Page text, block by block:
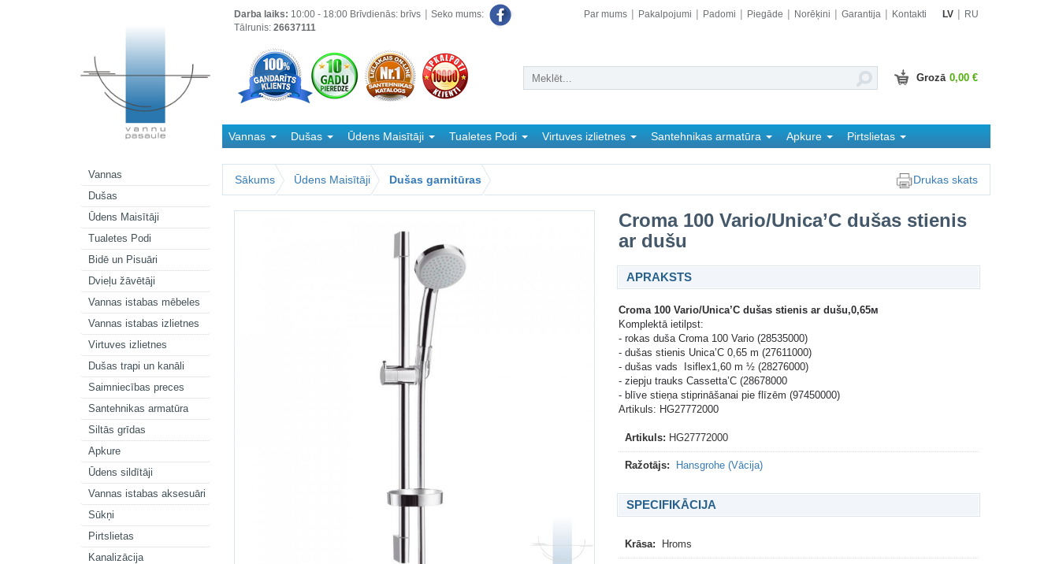
Vannas
Dušas
Ūdens Maisītāji
Tualetes Podi
Bidē un Pisuāri
Dvieļu žāvētāji
Vannas istabas mēbeles
Vannas istabas izlietnes
Virtuves izlietnes
Dušas trapi un kanāli
Saimniecības preces
Santehnikas armatūra
Siltās grīdas
Apkure
Ūdens sildītāji
Vannas istabas aksesuāri
Sūkņi
Pirtslietas
Kanalizācija
Darba laiks: 10:00 - 18:00 Brīvdienās: brīvs
Tālrunis: 26637111
Seko mums: Par mums Pakalpojumi Padomi Piegāde Norēķini Garantija Kontakti LV RU
Grozā 0,00 €
Vannas Dušas Ūdens Maisītāji Tualetes Podi Virtuves izlietnes Santehnikas armatūra Apkure
Pirtslietas
Sākums
Ūdens Maisītāji Dušas garnitūras Drukas skats
Croma 100 Vario/Unica’C dušas stienis
ar dušu
APRAKSTS
Croma 100 Vario/Unica’C dušas stienis ar dušu,0,65м
Komplektā ietilpst:
- rokas duša Croma 100 Vario (28535000)
- dušas stienis Unica’C 0,65 m (27611000)
- dušas vads Isiflex1,60 m ½ (28276000)
- ziepju trauks Cassetta’C (28678000
- blīve stieņa stiprināšanai pie flīzēm (97450000)
Artikuls: HG27772000
Artikuls: HG27772000
Ražotājs: Hansgrohe (Vācija)
SPECIFIKĀCIJA
Krāsa: Hroms